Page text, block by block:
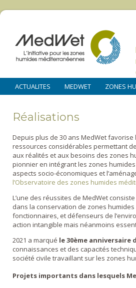
ACTUALITES MEDWET ZONES
Réalisations
Depuis plus de 30 ans MedWet
ressources considérables permettant
aux réalités et aux besoins des zones
pionnier en intégrant les zones
aspects socio-économiques et
l’Observatoire des zones humides
L’une des réussites de MedWet
dans la conservation de zones
fonctionnaires, et défenseurs de
action intangible mais néanmoins
2021 a marqué le 30ème anniversaire
connaissances et des capacités
société civile travaillant sur les zones
Projets importants dans lesquels